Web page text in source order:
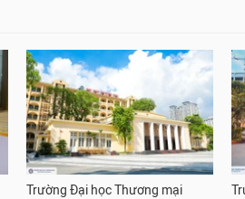
Trường Đại học Thương mại